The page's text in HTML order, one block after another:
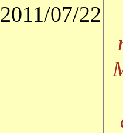
2011/07/22